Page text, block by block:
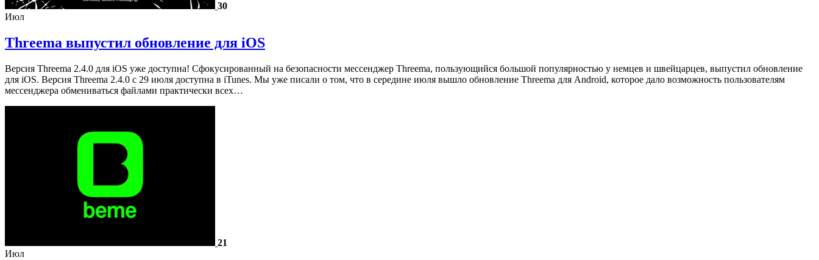
30
Июл
Threema выпустил обновление для iOS
Версия Threema 2.4.0 для iOS уже доступна! Сфокусированный на безопасности мессенджер Threema, пользующийся большой популярностью у немцев и швейцарцев, выпустил обновление
для iOS. Версия Threema 2.4.0 с 29 июля доступна в iTunes. Мы уже писали о том, что в середине июля вышло обновление Threema для Android, которое дало возможность пользователям
мессенджера обмениваться файлами практически всех…
21
Июл